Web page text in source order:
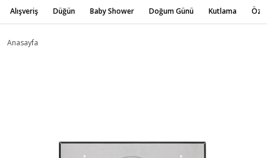
Alışveriş Düğün Baby Shower Doğum Günü Kutlama
Anasayfa